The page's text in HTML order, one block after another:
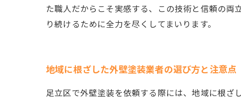
た職人だからこそ実感する、この技術と信頼の
り続けるために全力を尽くしてまいります。
地域に根ざした外壁塗装業者の選び方と注意点
足立区で外壁塗装を依頼する際には、地域に根